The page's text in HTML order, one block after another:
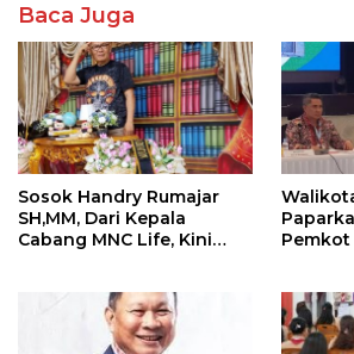
Baca Juga
Sosok Handry Rumajar
SH,MM, Dari Kepala
Cabang MNC Life, Kini